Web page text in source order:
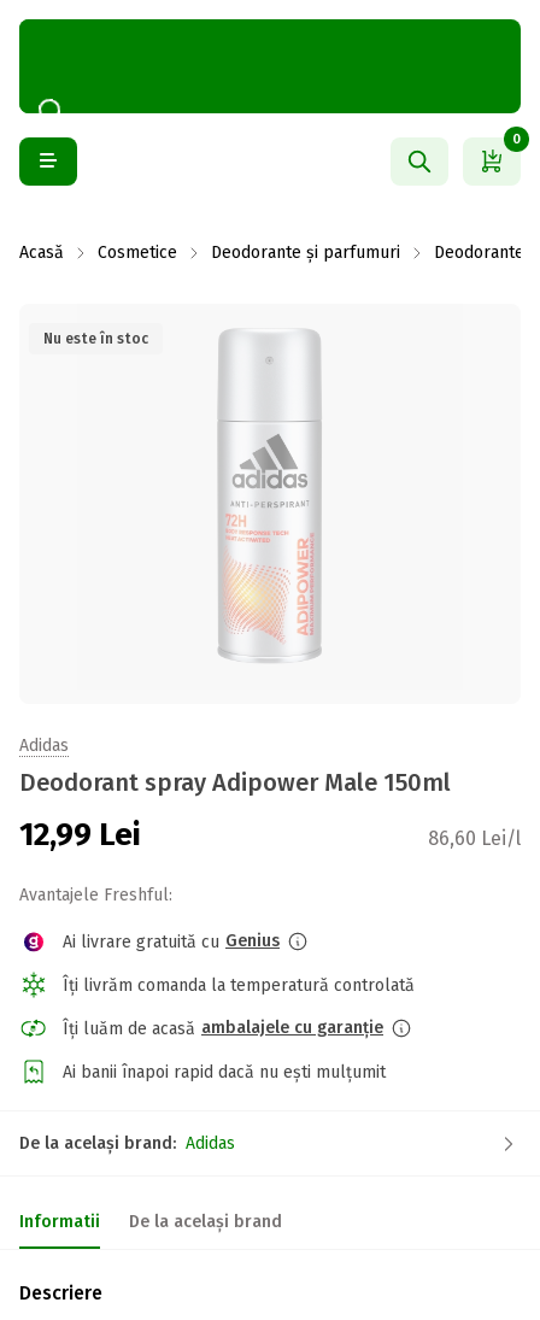
0
Acasă Cosmetice Deodorante și parfumuri Deodorante
Nu este în stoc
Adidas
Deodorant spray Adipower Male 150ml
12,99 Lei 86,60 Lei/l
Avantajele Freshful:
Ai livrare gratuită cu Genius
Îți livrăm comanda la temperatură controlată
Îți luăm de acasă ambalajele cu garanție
Ai banii înapoi rapid dacă nu ești mulțumit
De la același brand: Adidas
Informatii De la același brand
Descriere